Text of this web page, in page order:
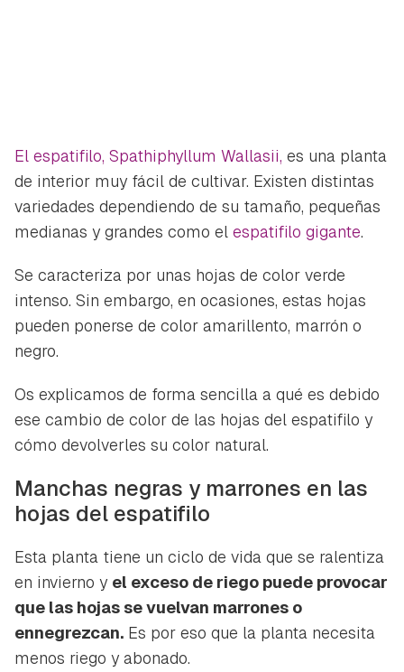
El espatifilo, Spathiphyllum Wallasii, es una planta
de interior muy fácil de cultivar. Existen distintas
variedades dependiendo de su tamaño, pequeñas
medianas y grandes como el espatifilo gigante.
Se caracteriza por unas hojas de color verde
intenso. Sin embargo, en ocasiones, estas hojas
pueden ponerse de color amarillento, marrón o
negro.
Os explicamos de forma sencilla a qué es debido
ese cambio de color de las hojas del espatifilo y
cómo devolverles su color natural.
Manchas negras y marrones en las
hojas del espatifilo
Esta planta tiene un ciclo de vida que se ralentiza
en invierno y el exceso de riego puede provocar
que las hojas se vuelvan marrones o
ennegrezcan. Es por eso que la planta necesita
menos riego y abonado.